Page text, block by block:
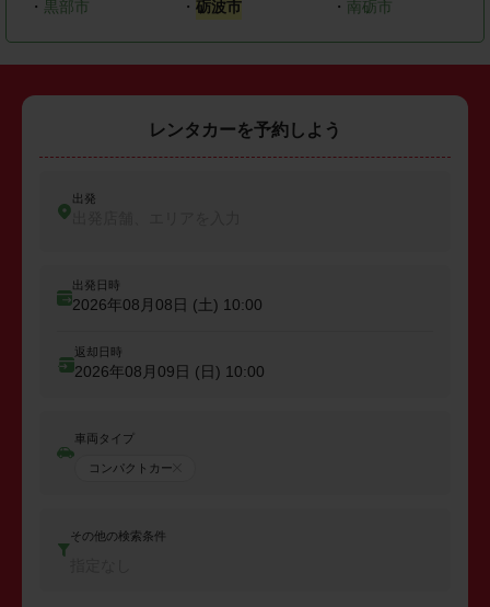
・ 黒部市 ・ 砺波市 ・ 南砺市
レンタカーを予約しよう
出発
出発日時
2026年08月08日 (土) 10:00
返却日時
2026年08月09日 (日) 10:00
車両タイプ
コンパクトカー
その他の検索条件